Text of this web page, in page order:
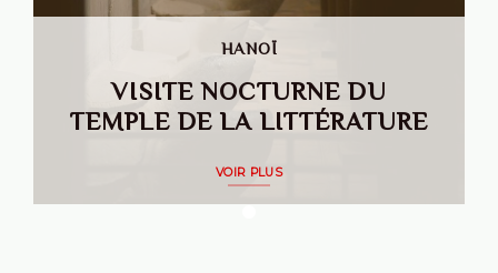
HANOÏ
VISITE NOCTURNE DU
TEMPLE DE LA LITTÉRATURE
VOIR PLUS